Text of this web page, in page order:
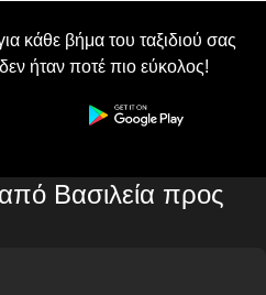
κάθε βήμα του ταξιδιού σας
ήταν ποτέ πιο εύκολος!
Βασιλεία προς